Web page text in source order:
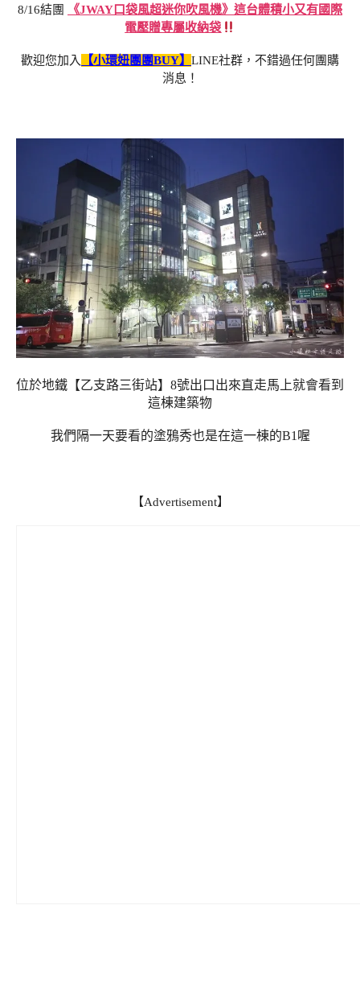
8/16結團
《JWAY口袋風超迷你吹風機》這台體積小又有國際
電壓贈專屬收納袋
歡迎您加入 【小環妞團團BUY】 LINE社群，不錯過任何團購
消息！
位於地鐵【乙支路三街站】8號出口出來直走馬上就會看到
這棟建築物
我們隔一天要看的塗鴉秀也是在這一棟的B1喔
【Advertisement】